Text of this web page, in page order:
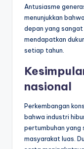
Antusiasme
menunjukkan
depan yang
mendapatkan
setiap tahun.
nasional
Perkembangan
bahwa industri
pertumbuhan yang
masyarakat luas.